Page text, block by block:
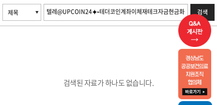
검색
검색된 자료가 하나도 없습니다.